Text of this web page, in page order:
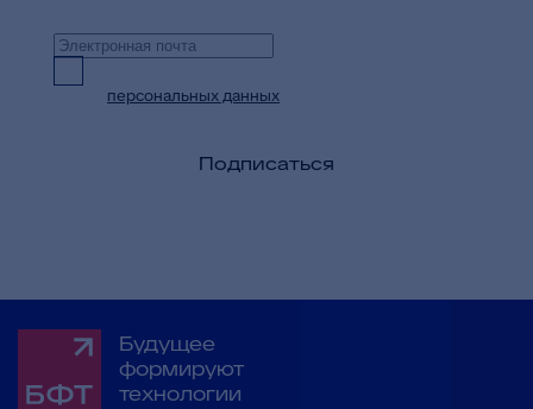
персональных данных
Подписаться
Будущее
формируют
технологии